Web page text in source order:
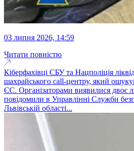
03 липня 2026, 14:59
Читати повністю
Кіберфахівці СБУ та Нацполіція
шахрайського call-центру, який
ЄС. Організаторами виявилися двоє
повідомили в Управлінні Служби
Львівській області...